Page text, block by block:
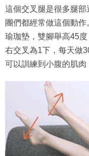
這個交叉腿是很多腿
團們都經常做這個動
瑜珈墊，雙腳舉高45
右交叉為1下，每天做
可以訓練到小腹的肌肉